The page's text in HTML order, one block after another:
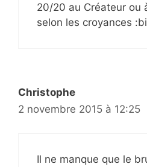
20/20 au Créateur ou
selon les croyances
Christophe
2 novembre 2015 à 12:25
Il ne manque que le